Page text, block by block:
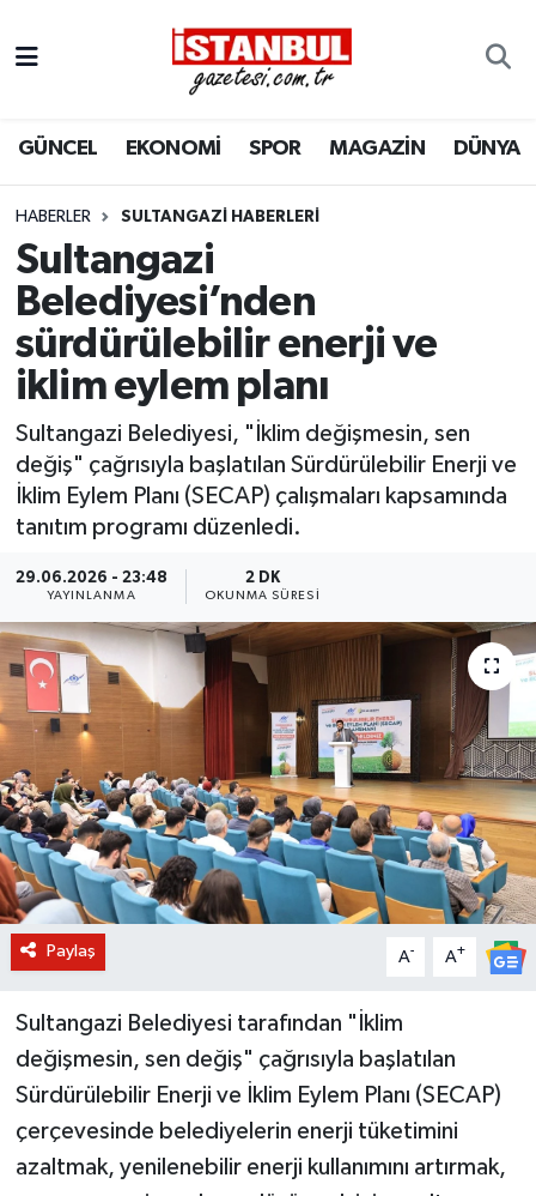
GÜNCEL EKONOMİ SPOR MAGAZİN DÜNYA
HABERLER SULTANGAZI HABERLERI
Sultangazi
Belediyesi’nden
sürdürülebilir enerji ve
iklim eylem planı
Sultangazi Belediyesi, "İklim değişmesin, sen
değiş" çağrısıyla başlatılan Sürdürülebilir Enerji ve
İklim Eylem Planı (SECAP) çalışmaları kapsamında
tanıtım programı düzenledi.
29.06.2026 - 23:48
YAYINLANMA
2 DK
OKUNMA SÜRESI
Paylaş A- A+
Sultangazi Belediyesi tarafından "İklim
değişmesin, sen değiş" çağrısıyla başlatılan
Sürdürülebilir Enerji ve İklim Eylem Planı (SECAP)
çerçevesinde belediyelerin enerji tüketimini
azaltmak, yenilenebilir enerji kullanımını artırmak,
EKONOMİ
İSTANBUL
DÜNYA
SPOR
MAGAZİN
KÜLTÜR SANAT
SAĞLIK
BİLİM VE TEKNOLOJİ
OTOMOBİL
KURUMSAL
Nöbetçi Eczaneler
Hava Durumu
Trafik Durumu
Süper Lig Puan Durumu ve Fikstür
Tüm Manşetler
Son Dakika Haberleri
Haber Arşivi